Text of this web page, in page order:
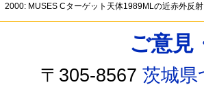
2000: MUSES Cターゲット天体1989MLの近赤外反
ご意見
〒305-8567茨城県